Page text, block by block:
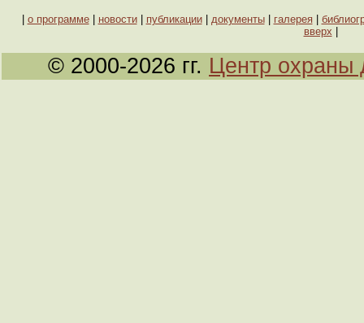
о программе| новости| публикации| документы| галерея|
вверх
© 2000-2026 гг. Центр охраны